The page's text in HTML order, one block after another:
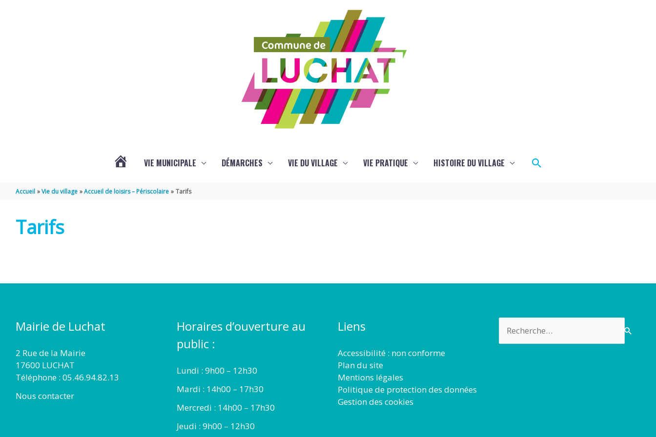
VIE MUNICIPALE DÉMARCHES VIE DU VILLAGE VIE PRATIQUE HISTOIRE DU VILLAGE Rechercher
Accueil Vie du village Accueil de loisirs – Périscolaire Tarifs
Tarifs
Mairie de Luchat
2 Rue de la Mairie
17600 LUCHAT
Téléphone : 05.46.94.82.13
Nous contacter
Horaires d’ouverture au
public :
Lundi : 9h00 – 12h30
Mardi : 14h00 – 17h30
Mercredi : 14h00 – 17h30
Jeudi : 9h00 – 12h30
Liens
Accessibilité : non conforme
Plan du site
Mentions légales
Politique de protection des données
Gestion des cookies